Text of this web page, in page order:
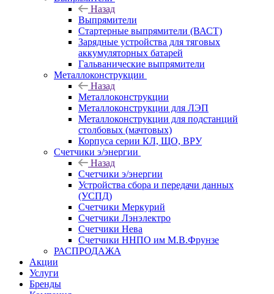
Назад
Выпрямители
Стартерные выпрямители (ВАСТ)
Зарядные устройства для тяговых
аккумуляторных батарей
Гальванические выпрямители
Металлоконструкции
Назад
Металлоконструкции
Металлоконструкции для ЛЭП
Металлоконструкции для подстанций
столбовых (мачтовых)
Корпуса серии КЛ, ЩО, ВРУ
Счетчики э/энергии
Назад
Счетчики э/энергии
Устройства сбора и передачи данных
(УСПД)
Счетчики Меркурий
Счетчики Лэнэлектро
Счетчики Нева
Счетчики ННПО им М.В.Фрунзе
РАСПРОДАЖА
Акции
Услуги
Бренды